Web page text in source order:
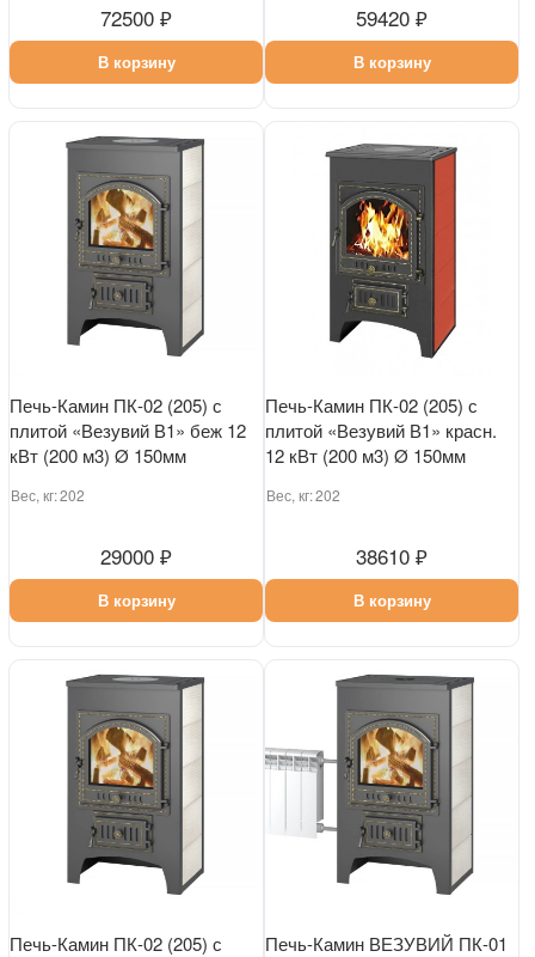
72500 ₽
В корзину
59420 ₽
В корзину
Печь-Камин ПК-02 (205) с
плитой «Везувий В1» беж 12
кВт (200 м3) Ø 150мм
Вес, кг:202
29000 ₽
В корзину
Печь-Камин ПК-02 (205) с
плитой «Везувий В1» красн.
12 кВт (200 м3) Ø 150мм
Вес, кг:202
38610 ₽
В корзину
Печь-Камин ПК-02 (205) с
Печь-Камин ВЕЗУВИЙ ПК-01